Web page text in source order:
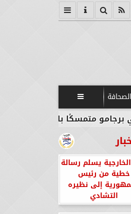

باللعب باسم مصر
يسلم رسالة
خطية من رئيس
إلى نظيره
التشادي